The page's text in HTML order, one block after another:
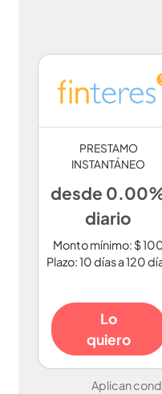
PRESTAMO
INSTANTÁNEO
desde
diario
Monto mínimo: $
Plazo: 10 días a 120
Lo
quiero
Aplican